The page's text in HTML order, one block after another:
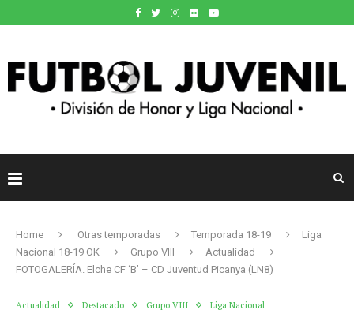
Home Otras temporadas Temporada 18-19
Liga
Nacional 18-19 OK
Grupo VIII
Actualidad
FOTOGALERÍA. Elche CF ‘B’ – CD Juventud Picanya (LN8)
Actualidad Destacado Grupo VIII Liga Nacional